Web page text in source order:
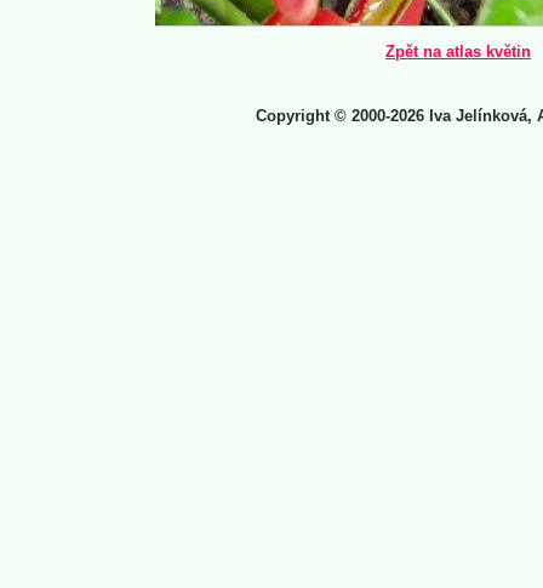
Zpět na atlas květin
Copyright © 2000-2026 Iva Jelínková,